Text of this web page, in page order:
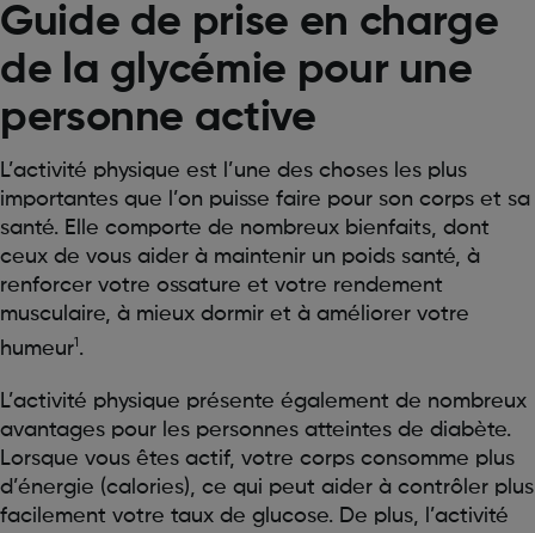
Guide de prise en charge
de la glycémie pour une
personne active
L’activité physique est l’une des choses les plus
importantes que l’on puisse faire pour son corps et sa
santé. Elle comporte de nombreux bienfaits, dont
ceux de vous aider à maintenir un poids santé, à
renforcer votre ossature et votre rendement
musculaire, à mieux dormir et à améliorer votre
humeur1 .
L’activité physique présente également de nombreux
avantages pour les personnes atteintes de diabète.
Lorsque vous êtes actif, votre corps consomme plus
d’énergie (calories), ce qui peut aider à contrôler plus
facilement votre taux de glucose. De plus, l’activité